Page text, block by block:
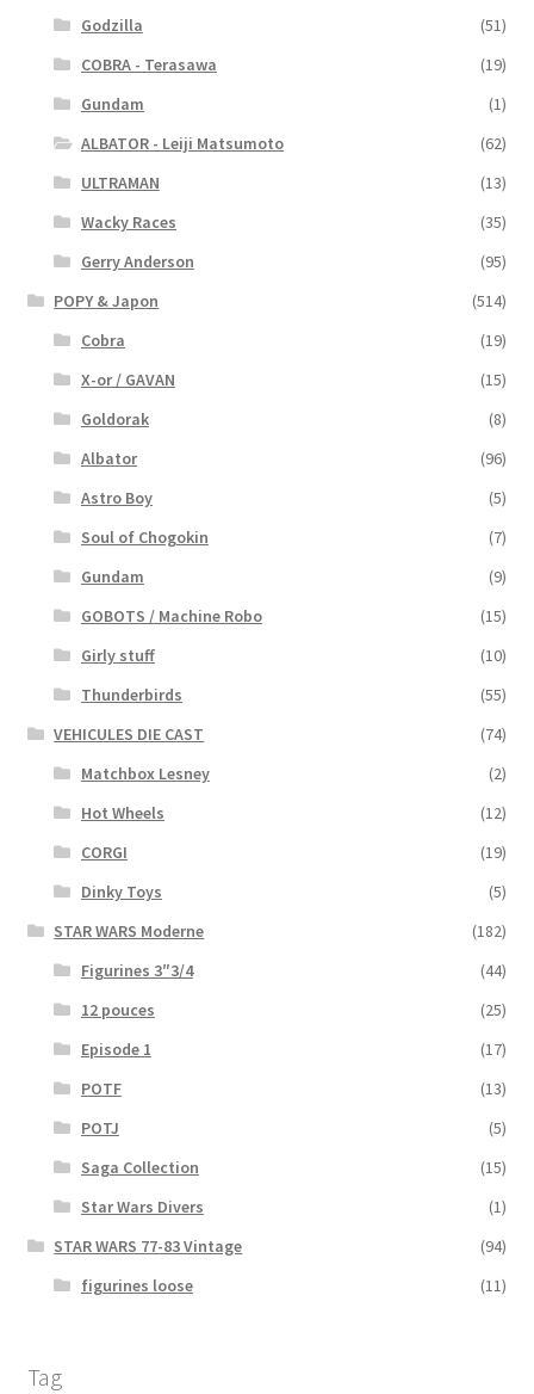
Godzilla
(51)
COBRA - Terasawa
(19)
Gundam
(1)
ALBATOR - Leiji Matsumoto
(62)
ULTRAMAN
(13)
Wacky Races
(35)
Gerry Anderson
(95)
POPY & Japon
(514)
Cobra
(19)
X-or / GAVAN
(15)
Goldorak
(8)
Albator
(96)
Astro Boy
(5)
Soul of Chogokin
(7)
Gundam
(9)
GOBOTS / Machine Robo
(15)
Girly stuff
(10)
Thunderbirds
(55)
VEHICULES DIE CAST
(74)
Matchbox Lesney
(2)
Hot Wheels
(12)
CORGI
(19)
Dinky Toys
(5)
STAR WARS Moderne
(182)
Figurines 3″3/4
(44)
12 pouces
(25)
Episode 1
(17)
POTF
(13)
POTJ
(5)
Saga Collection
(15)
Star Wars Divers
(1)
STAR WARS 77-83 Vintage
(94)
figurines loose
(11)
Tag